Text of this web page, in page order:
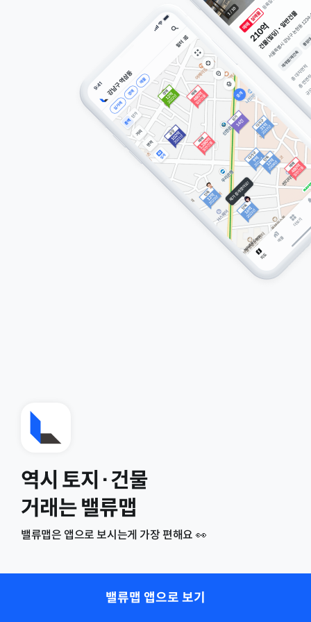
역시 토지·건물
거래는 밸류맵
밸류맵은 앱으로 보시는게 가장 편해요 👀
밸류맵 앱으로 보기